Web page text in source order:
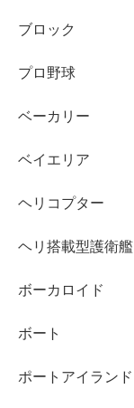
ブロック
プロ野球
ベーカリー
ベイエリア
ヘリコプター
ヘリ搭載型護衛艦
ボーカロイド
ボート
ポートアイランド